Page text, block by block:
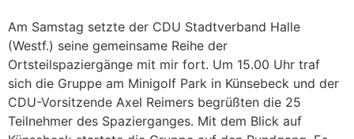
Am Samstag setzte der CDU Stadtverband Halle
(Westf.) seine gemeinsame Reihe der
Ortsteilspaziergänge mit mir fort. Um 15.00 Uhr traf
sich die Gruppe am Minigolf Park in Künsebeck und der
CDU-Vorsitzende Axel Reimers begrüßten die 25
Teilnehmer des Spazierganges. Mit dem Blick auf